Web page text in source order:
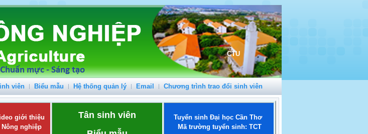
CTU
viên Biểu mẫu Hệ thống quản lý Email Chương trình trao đổi sinh viên
giới thiệu
nghiệp
Tân sinh viên
Tuyển sinh Đại học Cần Thơ
Mã trường tuyển sinh: TCT